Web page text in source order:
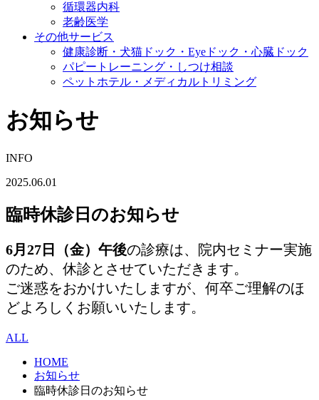
循環器内科
老齢医学
その他サービス
健康診断・犬猫ドック・Eyeドック・心臓ドック
パピートレーニング・しつけ相談
ペットホテル・メディカルトリミング
お知らせ
INFO
2025.06.01
臨時休診日のお知らせ
6月27日（金）午後の診療は、院内セミナー実施
のため、休診とさせていただきます。
ご迷惑をおかけいたしますが、何卒ご理解のほ
どよろしくお願いいたします。
ALL
HOME
お知らせ
臨時休診日のお知らせ